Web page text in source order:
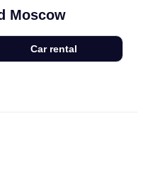
Moscow
Car rental